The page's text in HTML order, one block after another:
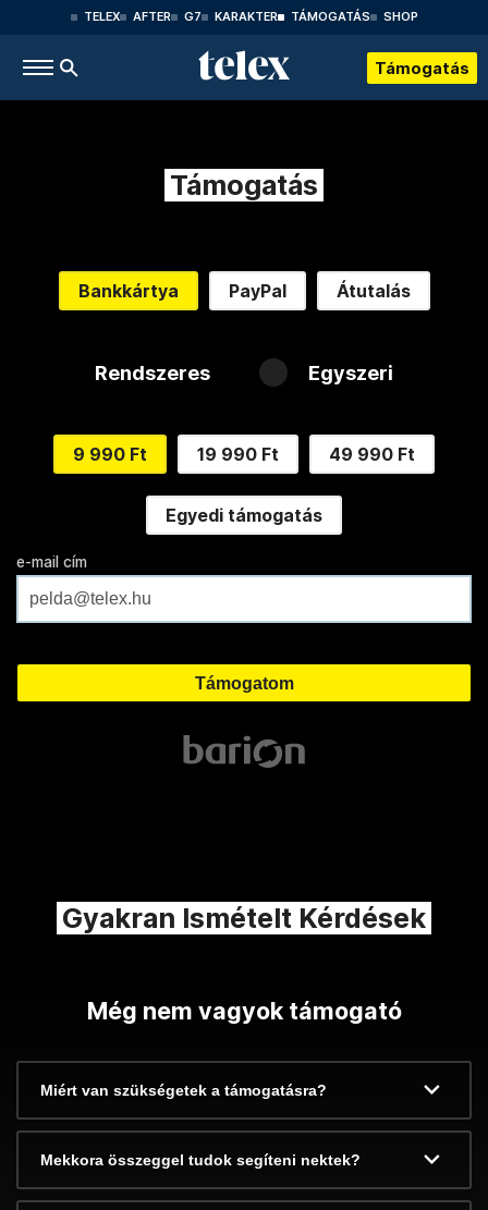
TELEX AFTER G7 KARAKTER TÁMOGATÁS SHOP
Támogatás
Támogatás
Bankkártya PayPal Átutalás
Rendszeres Egyszeri
9 990 Ft 19 990 Ft 49 990 Ft
Egyedi támogatás
e-mail cím
Gyakran Ismételt Kérdések
Még nem vagyok támogató
Miért van szükségetek a támogatásra?
Mekkora összeggel tudok segíteni nektek?